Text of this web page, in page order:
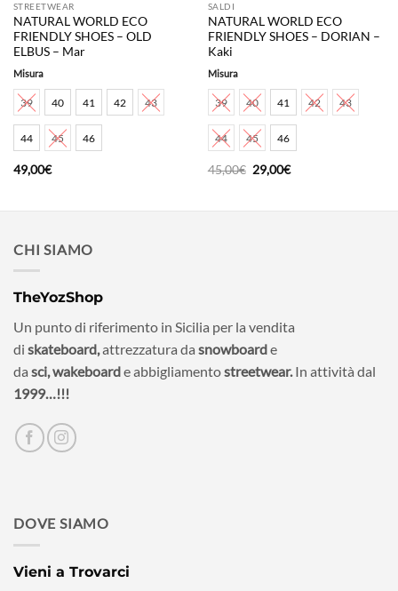
STREETWEAR
NATURAL WORLD ECO
FRIENDLY SHOES – OLD
ELBUS – Mar
Misura
39 40 41 42 43
44 45 46
49,00€
SALDI
NATURAL WORLD ECO
FRIENDLY SHOES – DORIAN –
Kaki
Misura
39 40 41 42 43
44 45 46
45,00€ Il
prezzo
29,00€Il
CHI SIAMO
TheYozShop
Un punto di riferimento in Sicilia per la vendita
di skateboard,attrezzatura da snowboarde
da sci,wakeboarde abbigliamentostreetwear.In attività dal
1999…!!!
DOVE SIAMO
Vieni a Trovarci